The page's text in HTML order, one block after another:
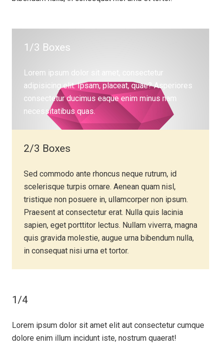
1/3 Boxes
Lorem ipsum dolor sit amet, consectetur
adipisicing elit. Ipsam, placeat, quae? Asperiores
consectetur ducimus eaque enim minus nam
necessitatibus quas.
2/3 Boxes
Sed commodo ante rhoncus neque rutrum, id
scelerisque turpis ornare. Aenean quam nisl,
tristique non posuere in, ullamcorper non ipsum.
Praesent at consectetur erat. Nulla quis lacinia
sapien, eget porttitor lectus. Nullam viverra, magna
quis gravida molestie, augue urna bibendum nulla,
in consequat nisi urna et tortor.
1/4
Lorem ipsum dolor sit amet elit aut consectetur cumque
dolore enim illum incidunt iste, nostrum quaerat!